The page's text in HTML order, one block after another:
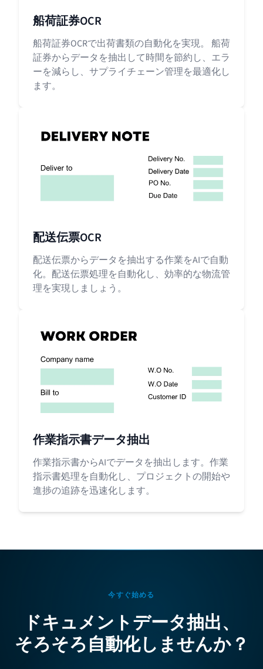
船荷証券OCR
船荷証券OCRで出荷書類の自動化を実現。 船荷
証券からデータを抽出して時間を節約し、エラ
ーを減らし、サプライチェーン管理を最適化し
ます。
配送伝票OCR
配送伝票からデータを抽出する作業をAIで自動
化。配送伝票処理を自動化し、効率的な物流管
理を実現しましょう。
作業指示書データ抽出
作業指示書からAIでデータを抽出します。作業
指示書処理を自動化し、プロジェクトの開始や
進捗の追跡を迅速化します。
今すぐ始める
ドキュメントデータ抽出、
そろそろ自動化しませんか？